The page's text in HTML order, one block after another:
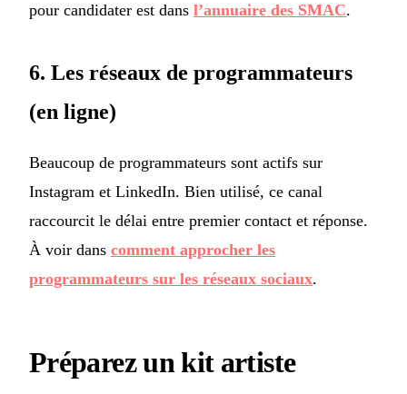
pour candidater est dans l’annuaire des SMAC.
6. Les réseaux de programmateurs
(en ligne)
Beaucoup de programmateurs sont actifs sur
Instagram et LinkedIn. Bien utilisé, ce canal
raccourcit le délai entre premier contact et réponse.
À voir dans comment approcher les
programmateurs sur les réseaux sociaux.
Préparez un kit artiste